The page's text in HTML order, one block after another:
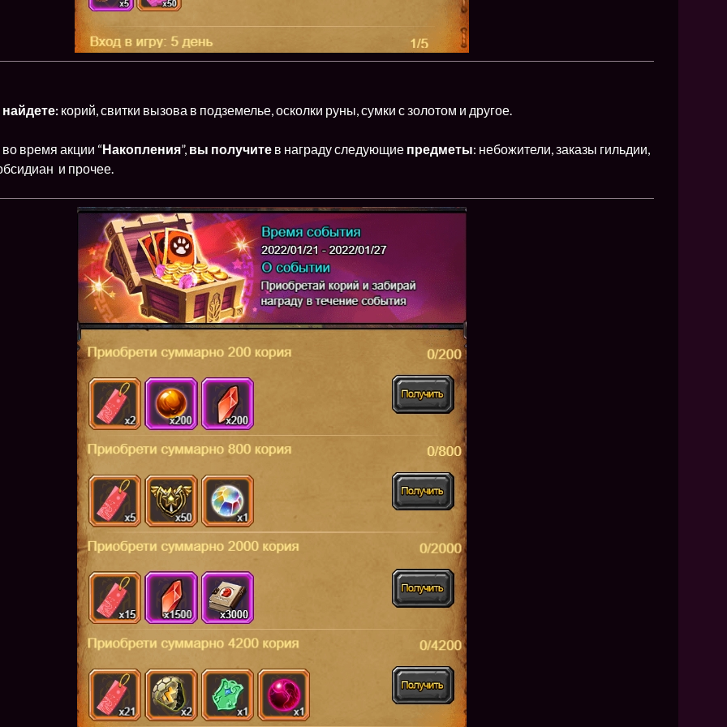
корий, свитки вызова в подземелье, осколки руны, сумки с золотом и другое.
время акции “Накопления”, вы получите в награду следующие предметы: небожители, заказы гильдии,
и прочее.